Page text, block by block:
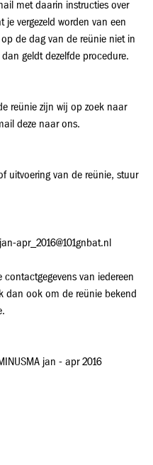
met daarin instructies over
vergezeld worden van een
de dag van de reünie niet in
geldt dezelfde procedure.
reünie zijn wij op zoek naar
deze naar ons.
uitvoering van de reünie, stuur
apr_2016@101gnbat.nl
van iedereen
dan ook om de reünie bekend
jan - apr 2016